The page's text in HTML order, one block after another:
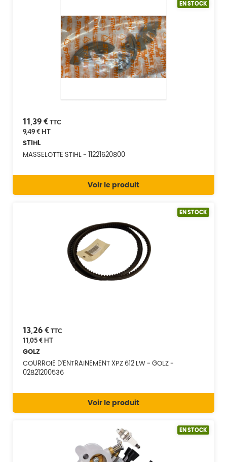
EN STOCK
11,39 € TTC
9,49 €HT
STIHL
MASSELOTTE STIHL - 11221620800
Voir le produit
EN STOCK
13,26 € TTC
11,05 €HT
GOLZ
COURROIE D'ENTRAINEMENT XPZ 612 LW - GOLZ -
02821200536
Voir le produit
EN STOCK